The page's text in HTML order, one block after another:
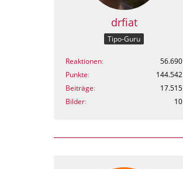
drfiat
Tipo-Guru
Reaktionen
56.690
Punkte
144.542
Beiträge
17.515
Bilder
10